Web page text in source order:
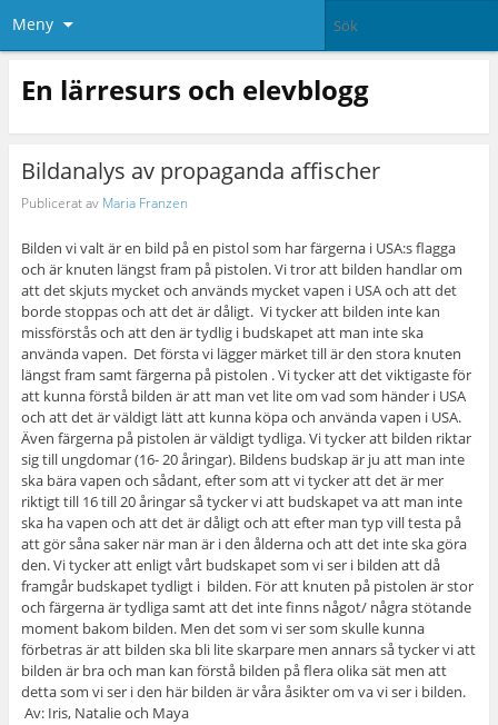
Meny
En lärresurs och elevblogg
Bildanalys av propaganda affischer
Publicerat av Maria Franzen
Bilden vi valt är en bild på en pistol som har färgerna i USA:s flagga
och är knuten längst fram på pistolen. Vi tror att bilden handlar om
att det skjuts mycket och används mycket vapen i USA och att det
borde stoppas och att det är dåligt. Vi tycker att bilden inte kan
missförstås och att den är tydlig i budskapet att man inte ska
använda vapen. Det första vi lägger märket till är den stora knuten
längst fram samt färgerna på pistolen . Vi tycker att det viktigaste för
att kunna förstå bilden är att man vet lite om vad som händer i USA
och att det är väldigt lätt att kunna köpa och använda vapen i USA.
Även färgerna på pistolen är väldigt tydliga. Vi tycker att bilden riktar
sig till ungdomar (16- 20 åringar). Bildens budskap är ju att man inte
ska bära vapen och sådant, efter som att vi tycker att det är mer
riktigt till 16 till 20 åringar så tycker vi att budskapet va att man inte
ska ha vapen och att det är dåligt och att efter man typ vill testa på
att gör såna saker när man är i den ålderna och att det inte ska göra
den. Vi tycker att enligt vårt budskapet som vi ser i bilden att då
framgår budskapet tydligt i bilden. För att knuten på pistolen är stor
och färgerna är tydliga samt att det inte finns något/ några stötande
moment bakom bilden. Men det som vi ser som skulle kunna
förbetras är att bilden ska bli lite skarpare men annars så tycker vi att
bilden är bra och man kan förstå bilden på flera olika sät men att
detta som vi ser i den här bilden är våra åsikter om va vi ser i bilden.
Av: Iris, Natalie och Maya